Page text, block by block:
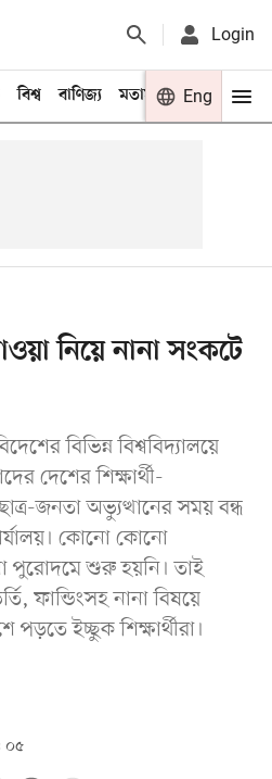
Login
বিশ্ব বাণিজ্য মতামত খেলা
Eng
নিয়ে নানা সংকটে
বিভিন্ন বিশ্ববিদ্যালয়ে
দেশের শিক্ষার্থী-
জনতা অভ্যুত্থানের সময় বন্ধ
কোনো কোনো
পুরোদমে শুরু হয়নি। তাই
ফান্ডিংসহ নানা বিষয়ে
ইচ্ছুক শিক্ষার্থীরা।
০৫